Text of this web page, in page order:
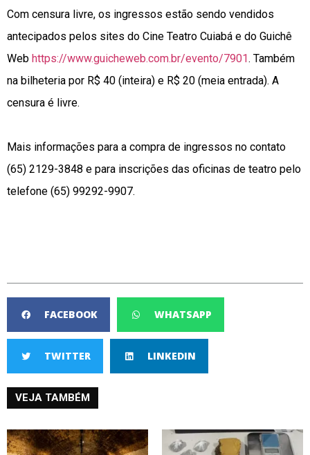
Com censura livre, os ingressos estão sendo vendidos
antecipados pelos sites do Cine Teatro Cuiabá e do Guichê
Web https://www.guicheweb.com.br/evento/7901. Também
na bilheteria por R$ 40 (inteira) e R$ 20 (meia entrada). A
censura é livre.
Mais informações para a compra de ingressos no contato
(65) 2129-3848 e para inscrições das oficinas de teatro pelo
telefone (65) 99292-9907.
FACEBOOK WHATSAPP
TWITTER LINKEDIN
VEJA TAMBÉM